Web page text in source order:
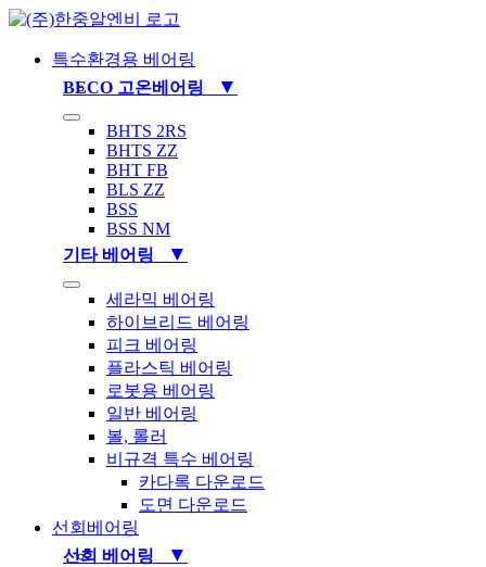
Skip
content특수환경용 베어링
BECO 고온베어링
▼
Toggle
Navigation
BHTS 2RS
BHTS ZZ
BHT FB
BLS ZZ
BSS
BSS NM
기타 베어링
▼
Toggle
Navigation세라믹 베어링
하이브리드 베어링
피크 베어링
플라스틱 베어링
로봇용 베어링
일반 베어링
볼, 롤러
비규격 특수 베어링
카다록 다운로드
도면 다운로드
선회베어링
선회 베어링
▼